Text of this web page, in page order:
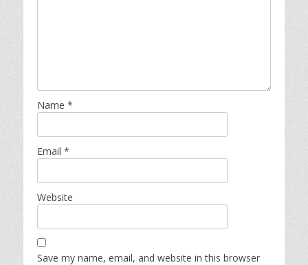
Name *
Email *
Website
Save my name, email, and website in this browser